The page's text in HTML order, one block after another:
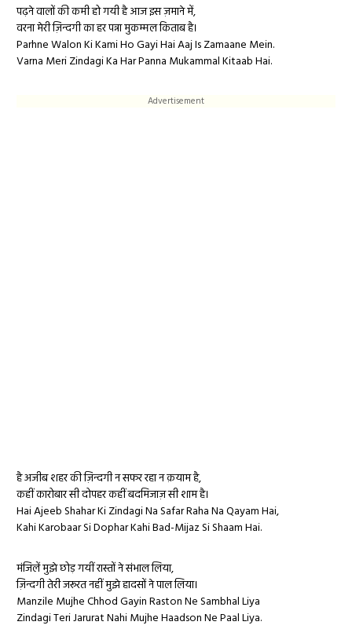
पढ़ने वालों की कमी हो गयी है आज इस ज़माने में,
वरना मेरी ज़िन्दगी का हर पन्ना मुकम्मल किताब है।
Parhne Walon Ki Kami Ho Gayi Hai Aaj Is Zamaane Mein.
Varna Meri Zindagi Ka Har Panna Mukammal Kitaab Hai.
Advertisement
है अजीब शहर की ज़िन्दगी न सफर रहा न क़याम है,
कहीं कारोबार सी दोपहर कहीं बदमिजाज़ सी शाम है।
Hai Ajeeb Shahar Ki Zindagi Na Safar Raha Na Qayam Hai,
Kahi Karobaar Si Dophar Kahi Bad-Mijaz Si Shaam Hai.
मंजिलें मुझे छोड़ गयीं रास्तों ने संभाल लिया,
ज़िन्दगी तेरी जरूरत नहीं मुझे हादसों ने पाल लिया।
Manzile Mujhe Chhod Gayin Raston Ne Sambhal Liya
Zindagi Teri Jarurat Nahi Mujhe Haadson Ne Paal Liya.